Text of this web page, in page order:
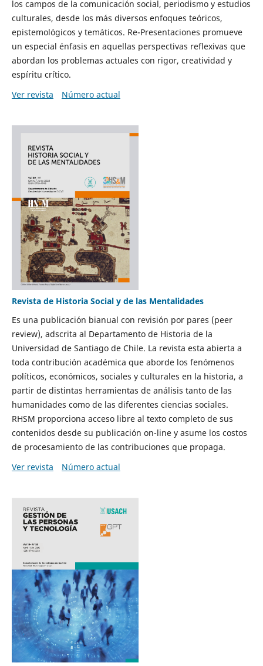
los campos de la comunicación social, periodismo y estudios
culturales, desde los más diversos enfoques teóricos,
epistemológicos y temáticos. Re-Presentaciones promueve
un especial énfasis en aquellas perspectivas reflexivas que
abordan los problemas actuales con rigor, creatividad y
espíritu crítico.
Ver revista
Número actual
Revista de Historia Social y de las Mentalidades
Es una publicación bianual con revisión por pares (peer
review), adscrita al Departamento de Historia de la
Universidad de Santiago de Chile. La revista esta abierta a
toda contribución académica que aborde los fenómenos
políticos, económicos, sociales y culturales en la historia, a
partir de distintas herramientas de análisis tanto de las
humanidades como de las diferentes ciencias sociales.
RHSM proporciona acceso libre al texto completo de sus
contenidos desde su publicación on-line y asume los costos
de procesamiento de las contribuciones que propaga.
Ver revista
Número actual